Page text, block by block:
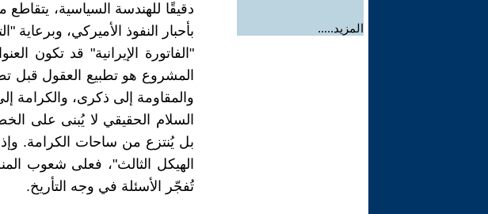
المزيد.....
دقيقًا للهندسة السياسية،
بأحبار النفوذ الأميركي، وبرعاية
"الفاتورة الإيرانية" قد تكون
المشروع هو تطبيع العقول قبل
والمقاومة إلى ذكرى، والكرامة
السلام الحقيقي لا يُبنى على
بل يُنتزع من ساحات الكرامة.
الهيكل الثالث"، فعلى شعوب
تُفجّر الأسئلة في وجه التأريخ.